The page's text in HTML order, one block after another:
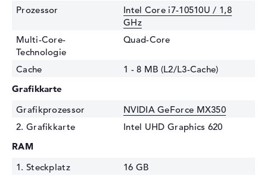
Prozessor
Intel Core i7-10510U / 1,8
GHz
Multi-Core-
Technologie
Quad-Core
Cache
1 - 8 MB (L2/L3-Cache)
Grafikkarte
Grafikprozessor
NVIDIA GeForce MX350
2. Grafikkarte
Intel UHD Graphics 620
RAM
1. Steckplatz
16 GB